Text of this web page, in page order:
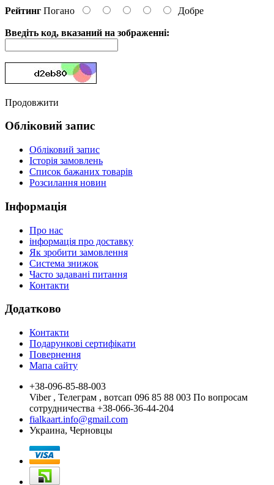
Рейтинг Погано Добре
Введіть код, вказаний на зображенні:
Продовжити
Обліковий запис
Обліковий запис
Історія замовлень
Список бажаних товарів
Розсилання новин
Інформація
Про нас
інформація про доставку
Як зробити замовлення
Система знижок
Часто задавані питання
Контакти
Додатково
Контакти
Подарункові сертифікати
Повернення
Мапа сайту
+38-096-85-88-003
Viber , Телеграм , вотсап 096 85 88 003 По вопросам
сотрудничества +38-066-36-44-204
fialkaart.info@gmail.com
Украина, Черновцы